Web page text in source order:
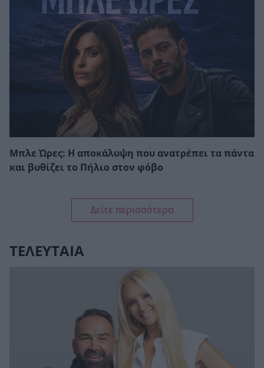
Μπλε Ώρες: Η αποκάλυψη που ανατρέπει τα πάντα
και βυθίζει το Πήλιο στον φόβο
Δείτε περισσότερα
ΤΕΛΕΥΤΑΙΑ